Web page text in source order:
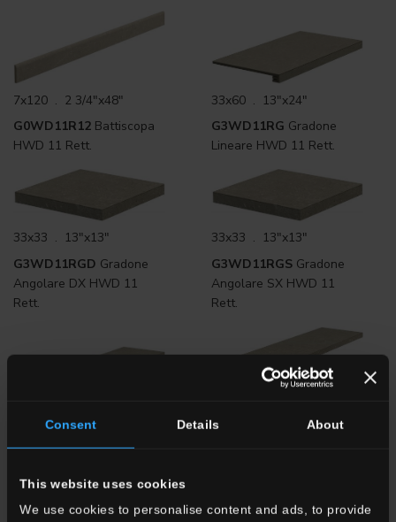
Consent Details About
This website uses cookies
We use cookies to personalise content and ads, to provide
7x120 . 2 3/4"x48"
G0WD11R12 Battiscopa
HWD 11 Rett.
33x60 . 13"x24"
G3WD11RG Gradone
Lineare HWD 11 Rett.
33x33 . 13"x13"
G3WD11RGD Gradone
Angolare DX HWD 11
Rett.
33x33 . 13"x13"
G3WD11RGS Gradone
Angolare SX HWD 11
Rett.
33x120 . 13"x48"
G3WD11RGD12Gradone